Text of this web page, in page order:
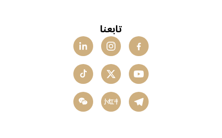
تابعنا
小红书